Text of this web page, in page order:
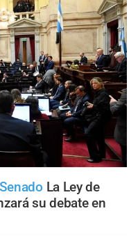
La Ley de
su debate en